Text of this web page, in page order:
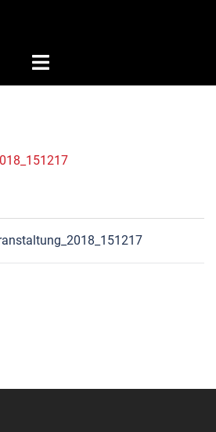
Menü